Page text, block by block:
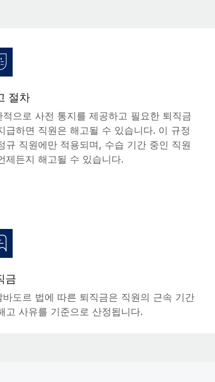
절차
적으로 사전 통지를 제공하고 필요한 퇴직금
급하면 직원은 해고될 수 있습니다. 이 규정
규 직원에만 적용되며, 수습 기간 중인 직원
제든지 해고될 수 있습니다.
금
바도르 법에 따른 퇴직금은 직원의 근속 기간
고 사유를 기준으로 산정됩니다.